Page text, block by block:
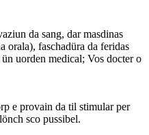
da sang, dar masdinas
orala), faschadüra da feridas
uorden medical; Vos docter o
e provain da til stimular per
sco pussibel.